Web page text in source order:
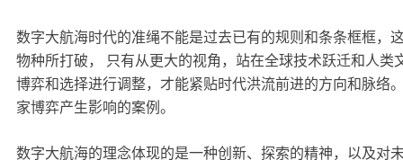
数字大航海时代的准绳不能是过去已有的规则和条条框框，
物种所打破，
只有从更大的视角，站在全球技术跃迁和人
博弈和选择进行调整，才能紧贴时代洪流前进的方向和脉络
家博弈产生影响的案例。
数字大航海的理念体现的是一种创新、探索的精神，以及对